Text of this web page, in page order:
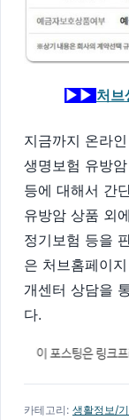
▶▶ 처브
지금까지 온라
생명보험 유방
등에 대해서 간
유방암 상품 외
정기보험 등을
은 처브홈페이
개센터 상담을
다.
카테고리: 생활정보/